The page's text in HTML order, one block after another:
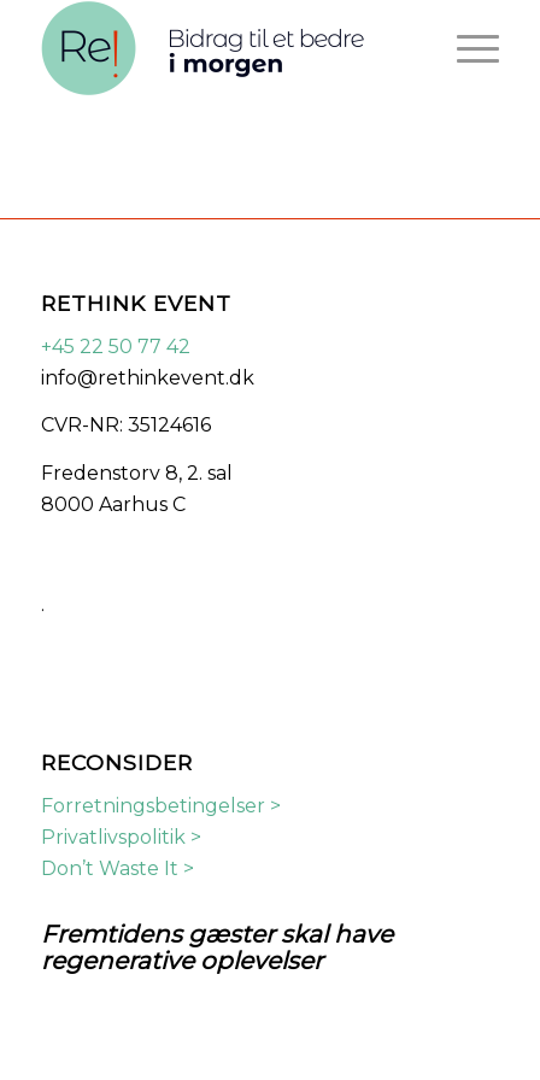
RETHINK EVENT
+45 22 50 77 42
info@rethinkevent.dk
CVR-NR: 35124616
Fredenstorv 8, 2. sal
8000 Aarhus C
.
RECONSIDER
Forretningsbetingelser >
Privatlivspolitik >
Don’t Waste It >
Fremtidensgæster skal have
regenerative oplevelser